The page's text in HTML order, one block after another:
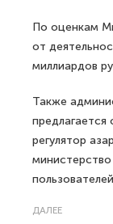
По оценкам
от
миллиардов
Также
регулятор
министерство
ДАЛЕЕ